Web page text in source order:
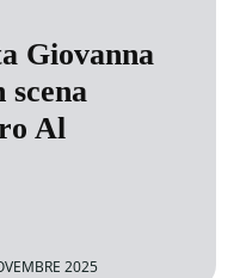
Giovanna
Al
2025